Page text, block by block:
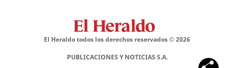
El Heraldo todos los derechos reservados ©2026
PUBLICACIONES Y NOTICIAS S.A.